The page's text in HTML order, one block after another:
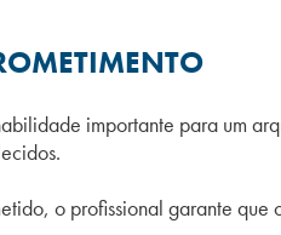
importante para um
o profissional garante